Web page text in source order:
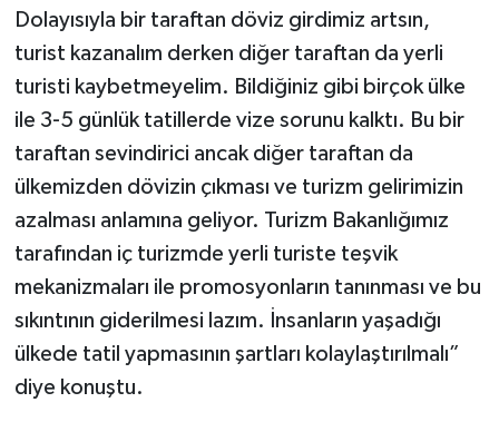
Dolayısıyla bir taraftan döviz girdimiz artsın,
turist kazanalım derken diğer taraftan da yerli
turisti kaybetmeyelim. Bildiğiniz gibi birçok ülke
ile 3-5 günlük tatillerde vize sorunu kalktı. Bu bir
taraftan sevindirici ancak diğer taraftan da
ülkemizden dövizin çıkması ve turizm gelirimizin
azalması anlamına geliyor. Turizm Bakanlığımız
tarafından iç turizmde yerli turiste teşvik
mekanizmaları ile promosyonların tanınması ve bu
sıkıntının giderilmesi lazım. İnsanların yaşadığı
ülkede tatil yapmasının şartları kolaylaştırılmalı”
diye konuştu.